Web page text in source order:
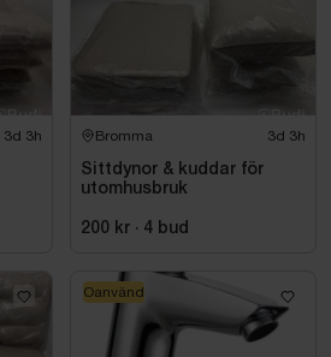
3d 3h Bromma 3d 3h
Sittdynor & kuddar för
utomhusbruk
200 kr · 4 bud
Oanvänd